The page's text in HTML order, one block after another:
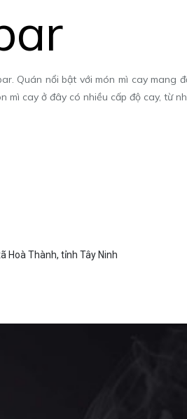
Quán nổi bật với món mì cay mang
cay ở đây có nhiều cấp độ cay, từ
Hoà Thành, tỉnh Tây Ninh